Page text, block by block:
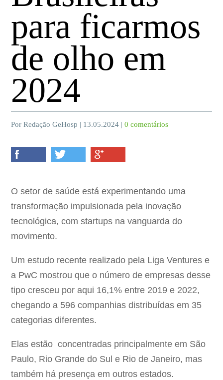
para ficarmos
de olho em
2024
Por Redação GeHosp | 13.05.2024 |0 comentários
O setor de saúde está experimentando uma
transformação impulsionada pela inovação
tecnológica, com startups na vanguarda do
movimento.
Um estudo recente realizado pela Liga Ventures e
a PwC mostrou que o número de empresas desse
tipo cresceu por aqui 16,1% entre 2019 e 2022,
chegando a 596 companhias distribuídas em 35
categorias diferentes.
Elas estão concentradas principalmente em São
Paulo, Rio Grande do Sul e Rio de Janeiro, mas
também há presença em outros estados.